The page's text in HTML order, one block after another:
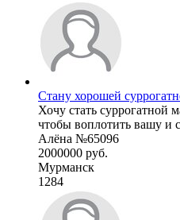
Стану хорошей
Хочу стать суррогатной
чтобы воплотить вашу и
Алёна №65096
2000000 руб.
Мурманск
1284